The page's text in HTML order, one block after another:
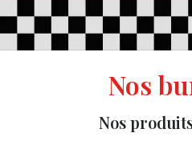
Nos
Nos